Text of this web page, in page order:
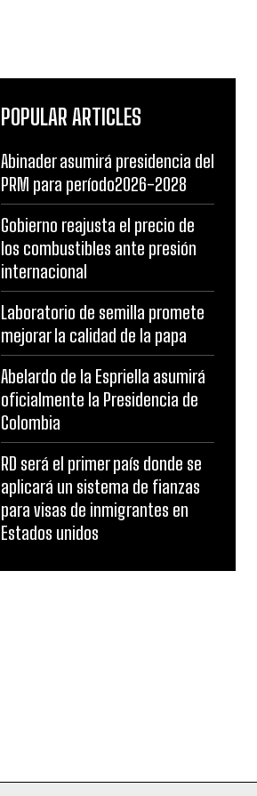
POPULAR ARTICLES
Abinader asumirá presidencia del
PRM para período2026-2028
Gobierno reajusta el precio de
los combustibles ante presión
internacional
Laboratorio de semilla promete
mejorar la calidad de la papa
Abelardo de la Espriella asumirá
oficialmente la Presidencia de
Colombia
RD será el primer país donde se
aplicará un sistema de fianzas
para visas de inmigrantes en
Estados unidos